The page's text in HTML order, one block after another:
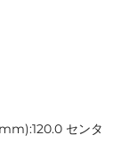
センタ